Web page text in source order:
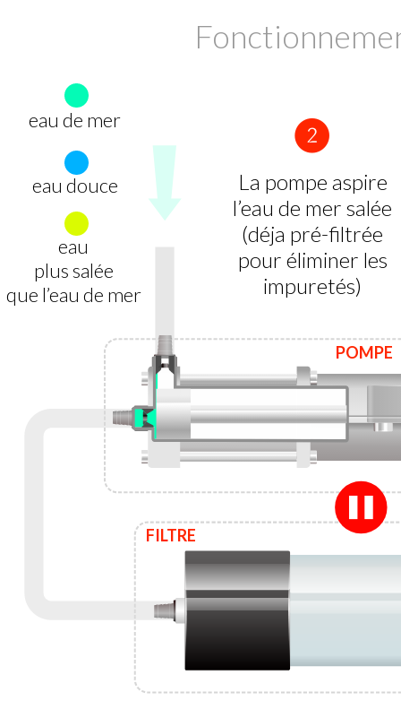
eau
plus salée
que l’eau de mer
eau douce
eau de mer
La pompe aspire
l’eau de mer salée
(déja pré-filtrée
pour éliminer les
impuretés)
❷
FILTRE
POMPE